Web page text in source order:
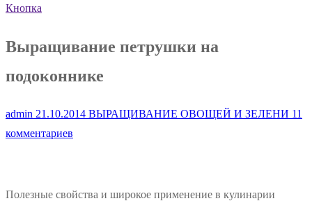
Кнопка
Выращивание петрушки на
подоконнике
admin 21.10.2014 ВЫРАЩИВАНИЕ ОВОЩЕЙ И ЗЕЛЕНИ 11
комментариев
Полезные свойства и широкое применение в кулинарии